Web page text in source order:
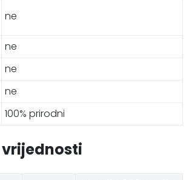
ne
ne
ne
ne
100% prirodni